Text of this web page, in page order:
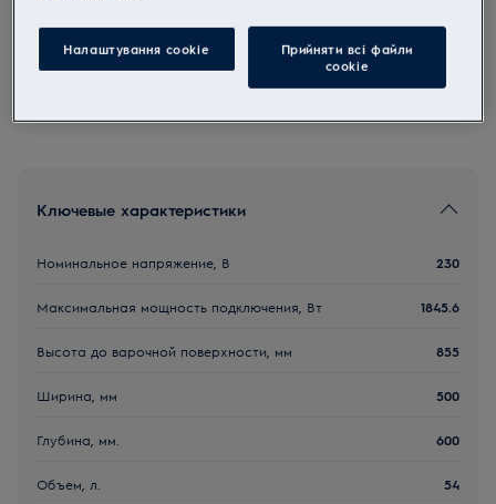
безопасности в соответствии с регламентом ЕС 2023/988
перечислены в главах 1 и 2 руководства пользователя.
Для безопасного использования продукта прочтите
Ключевые характеристики
Номинальное напряжение, В 230
Максимальная мощность подключения, Вт 1845.6
Высота до варочной поверхности, мм 855
Ширина, мм 500
Глубина, мм. 600
Объем, л. 54
Налаштування cookie
Прийняти всі файли
сookie